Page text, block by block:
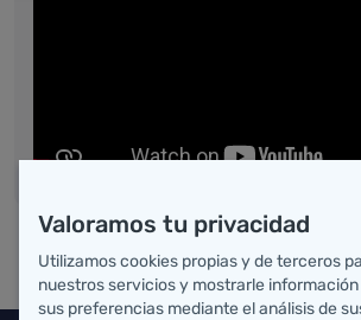
Valoramos tu privacidad
Utilizamos cookies propias y de terceros
nuestros servicios y mostrarle
sus preferencias mediante el análisis de